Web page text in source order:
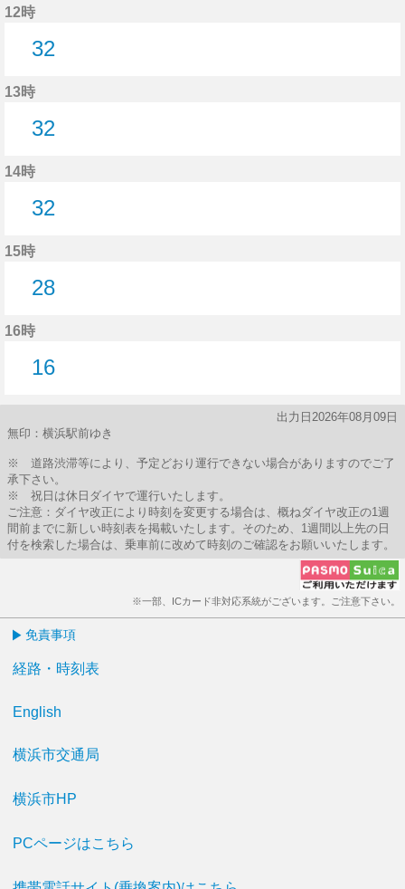
12時
32
13時
32
14時
32
15時
28
16時
16
出力日2026年08月09日
無印：横浜駅前ゆき
※ 道路渋滞等により、予定どおり運行できない場合がありますのでご了
承下さい。
※ 祝日は休日ダイヤで運行いたします。
ご注意：ダイヤ改正により時刻を変更する場合は、概ねダイヤ改正の1週
間前までに新しい時刻表を掲載いたします。そのため、1週間以上先の日
付を検索した場合は、乗車前に改めて時刻のご確認をお願いいたします。
※一部、ICカード非対応系統がございます。ご注意下さい。
免責事項
経路・時刻表
English
横浜市交通局
横浜市HP
PCページはこちら